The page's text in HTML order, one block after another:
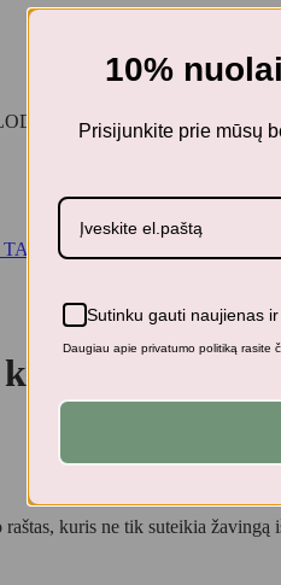
megztas pledas kūdikiui
kuris ne tik suteikia
10%
Prisijunkite prie mūsų
Sutinku gauti naujienas
Daugiau apie privatumo politiką rasite